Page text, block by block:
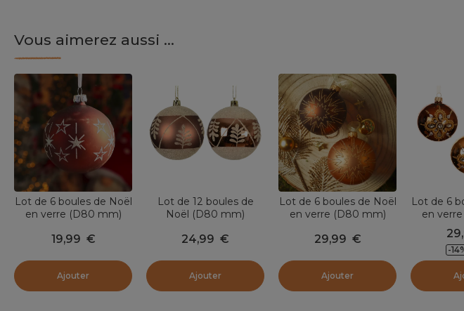
Vous aimerez aussi ...
Lot de 6 boules de Noël
en verre (D80 mm)
café
19,99 €
Ajouter
Lot de 12 boules de
Noël (D80 mm)
24,99 €
Ajouter
Lot de 6 boules de Noël
en verre (D80 mm)
et cognac
29,99 €
Ajouter
Lot de 6
en
Perle,
-14